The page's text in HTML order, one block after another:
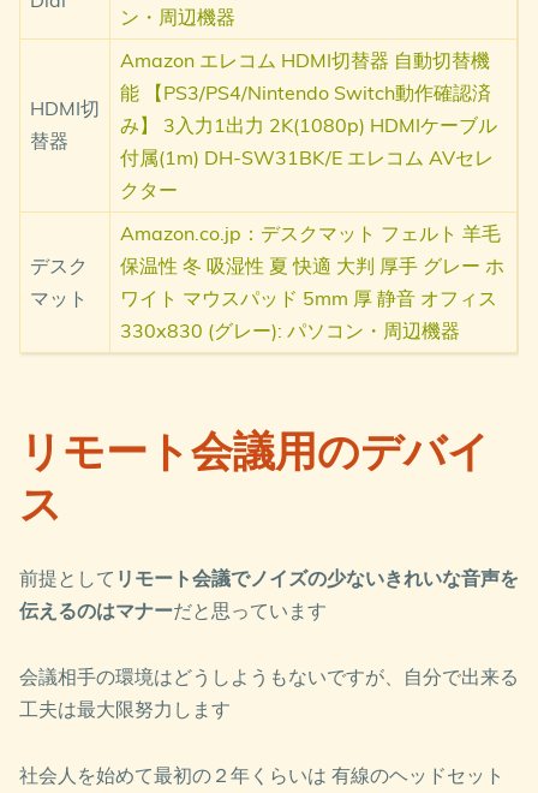
ン・周辺機器
HDMI切
替器
Amazon エレコム HDMI切替器 自動切替機
能 【PS3/PS4/Nintendo Switch動作確認済
み】 3入力1出力 2K(1080p) HDMIケーブル
付属(1m) DH-SW31BK/E エレコム AVセレ
クター
デスク
マット
Amazon.co.jp：デスクマット フェルト 羊毛
保温性 冬 吸湿性 夏 快適 大判 厚手 グレー ホ
ワイト マウスパッド 5mm 厚 静音 オフィス
330x830 (グレー): パソコン・周辺機器
リモート会議用のデバイ
ス
前提として リモート会議でノイズの少ないきれいな音声を
伝えるのはマナーだと思っています
会議相手の環境はどうしようもないですが、自分で出来る
工夫は最大限努力します
社会人を始めて最初の２年くらいは 有線のヘッドセット